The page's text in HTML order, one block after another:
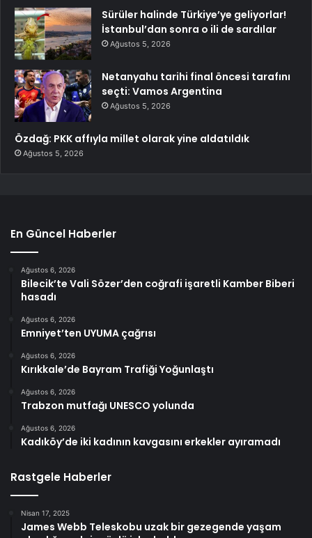
Sürüler halinde Türkiye’ye geliyorlar!
İstanbul’dan sonra o ili de sardılar
Ağustos 5, 2026
Netanyahu tarihi final öncesi tarafını
seçti: Vamos Argentina
Ağustos 5, 2026
Özdağ: PKK affıyla millet olarak yine aldatıldık
Ağustos 5, 2026
En Güncel Haberler
Ağustos 6, 2026
Bilecik’te Vali Sözer’den coğrafi işaretli Kamber Biberi
hasadı
Ağustos 6, 2026
Emniyet’ten UYUMA çağrısı
Ağustos 6, 2026
Kırıkkale’de Bayram Trafiği Yoğunlaştı
Ağustos 6, 2026
Trabzon mutfağı UNESCO yolunda
Ağustos 6, 2026
Kadıköy’de iki kadının kavgasını erkekler ayıramadı
Rastgele Haberler
Nisan 17, 2025
James Webb Teleskobu uzak bir gezegende yaşam